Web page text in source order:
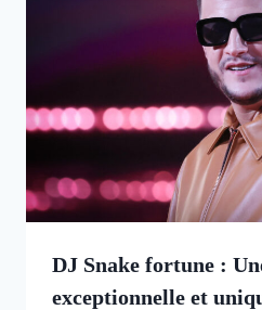
DJ Snake fortune :
exceptionnelle et